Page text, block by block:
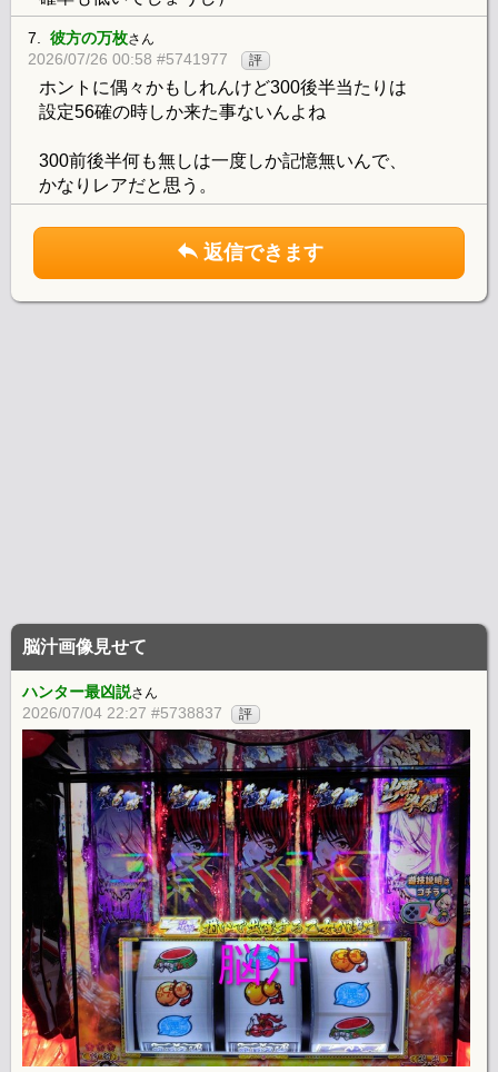
7. 彼方の万枚さん
2026/07/26 00:58 #5741977 評
ホントに偶々かもしれんけど300後半当たりは
設定56確の時しか来た事ないんよね
300前後半何も無しは一度しか記憶無いんで、
かなりレアだと思う。
返信できます
脳汁画像見せて
ハンター最凶説さん
2026/07/04 22:27 #5738837 評